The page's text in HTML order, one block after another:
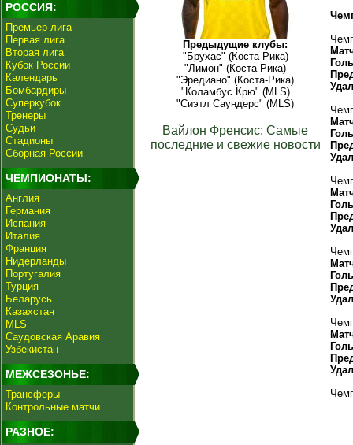
РОССИЯ:
Премьер-лига
Первая лига
Вторая лига
Кубок России
Календарь
Бомбардиры
Суперкубок
Тренеры
Судьи
Стадионы
Сборная России
ЧЕМПИОНАТЫ:
Англия
Германия
Испания
Италия
Франция
Нидерланды
Португалия
Турция
Беларусь
Казахстан
MLS
Саудовская Аравия
Узбекистан
МЕЖСЕЗОНЬЕ:
Трансферы
Контрольные матчи
РАЗНОЕ:
Предыдущие клубы:
"Брухас" (Коста-Рика)
"Лимон" (Коста-Рика)
"Эредиано" (Коста-Рика)
"Коламбус Крю" (MLS)
"Сиэтл Саундерс" (MLS)
Вайлон Френсис: Самые
последние и свежие новости